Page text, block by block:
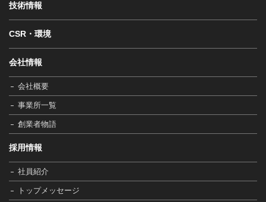
技術情報
CSR・環境
会社情報
会社概要
事業所一覧
創業者物語
採用情報
社員紹介
トップメッセージ